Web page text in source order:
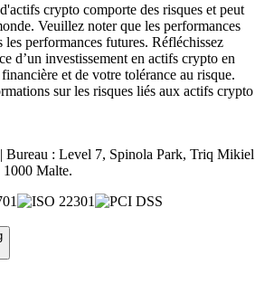
crypto comporte des risques et peut
Veuillez noter que les performances
les performances futures. Réfléchissez
d’un investissement en actifs crypto en
et de votre tolérance au risque.
sur les risques liés aux actifs crypto
| Bureau : Level 7, Spinola Park, Triq Mikiel
Malte.